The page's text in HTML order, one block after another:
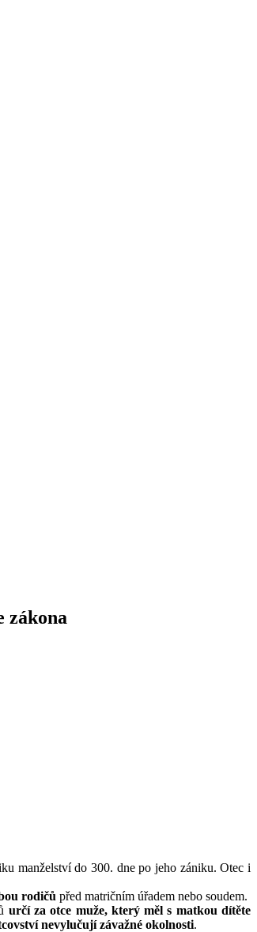
zákona
manželství do 300. dne po jeho zániku. Otec i
rodičů před matričním úřadem nebo soudem.
určí za otce muže, který měl s matkou dítěte
nevylučují závažné okolnosti.